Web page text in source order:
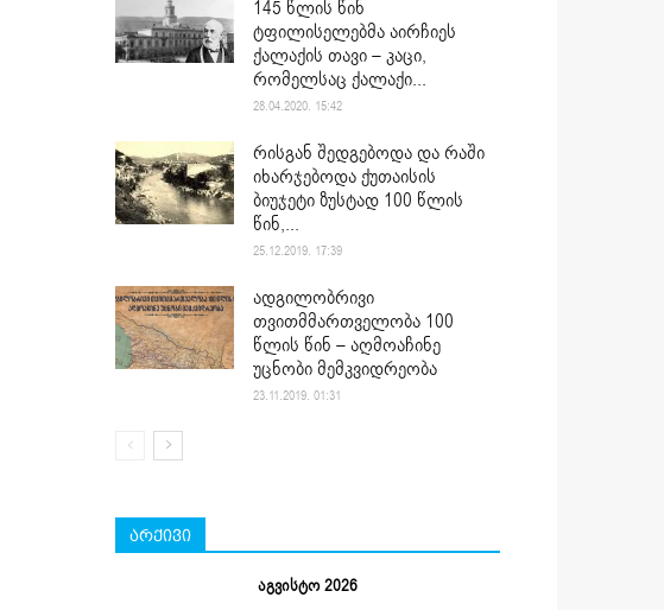
145 წლის წინ
ტფილისელებმა აირჩიეს
ქალაქის თავი – კაცი,
რომელსაც ქალაქი...
28.04.2020. 15:42
რისგან შედგებოდა და რაში
იხარჯებოდა ქუთაისის
ბიუჯეტი ზუსტად 100 წლის
წინ,...
25.12.2019. 17:39
ადგილობრივი
თვითმმართველობა 100
წლის წინ – აღმოაჩინე
უცნობი მემკვიდრეობა
23.11.2019. 01:31
არქივი
აგვისტო 2026